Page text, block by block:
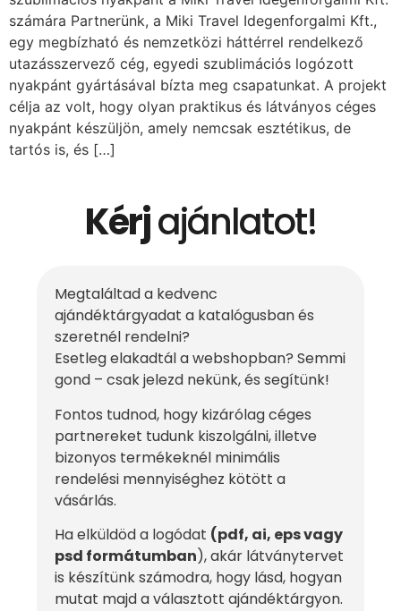
számára Partnerünk, a Miki Travel Idegenforgalmi Kft.,
egy megbízható és nemzetközi háttérrel rendelkező
utazásszervező cég, egyedi szublimációs logózott
nyakpánt gyártásával bízta meg csapatunkat. A projekt
célja az volt, hogy olyan praktikus és látványos céges
nyakpánt készüljön, amely nemcsak esztétikus, de
tartós is, és […]
Kérjajánlatot!
Megtaláltad a kedvenc
ajándéktárgyadat a katalógusban és
szeretnél rendelni?
Esetleg elakadtál a webshopban? Semmi
gond – csak jelezd nekünk, és segítünk!
Fontos tudnod, hogy kizárólag céges
partnereket tudunk kiszolgálni, illetve
bizonyos termékeknél minimális
rendelési mennyiséghez kötött a
vásárlás.
Ha elküldöd a logódat (pdf, ai, eps vagy
psd formátumban), akár látványtervet
is készítünk számodra, hogy lásd, hogyan
mutat majd a választott ajándéktárgyon.